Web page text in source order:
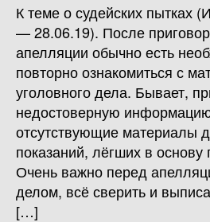
К теме о судейских пытках
— 28.06.19). После
апелляции обычно есть
повторно ознакомиться с
уголовного дела. Бывает,
недостоверную
отсутствующие материалы
показаний, лёгших в основу
Очень важно перед
делом, всё сверить и
[…]